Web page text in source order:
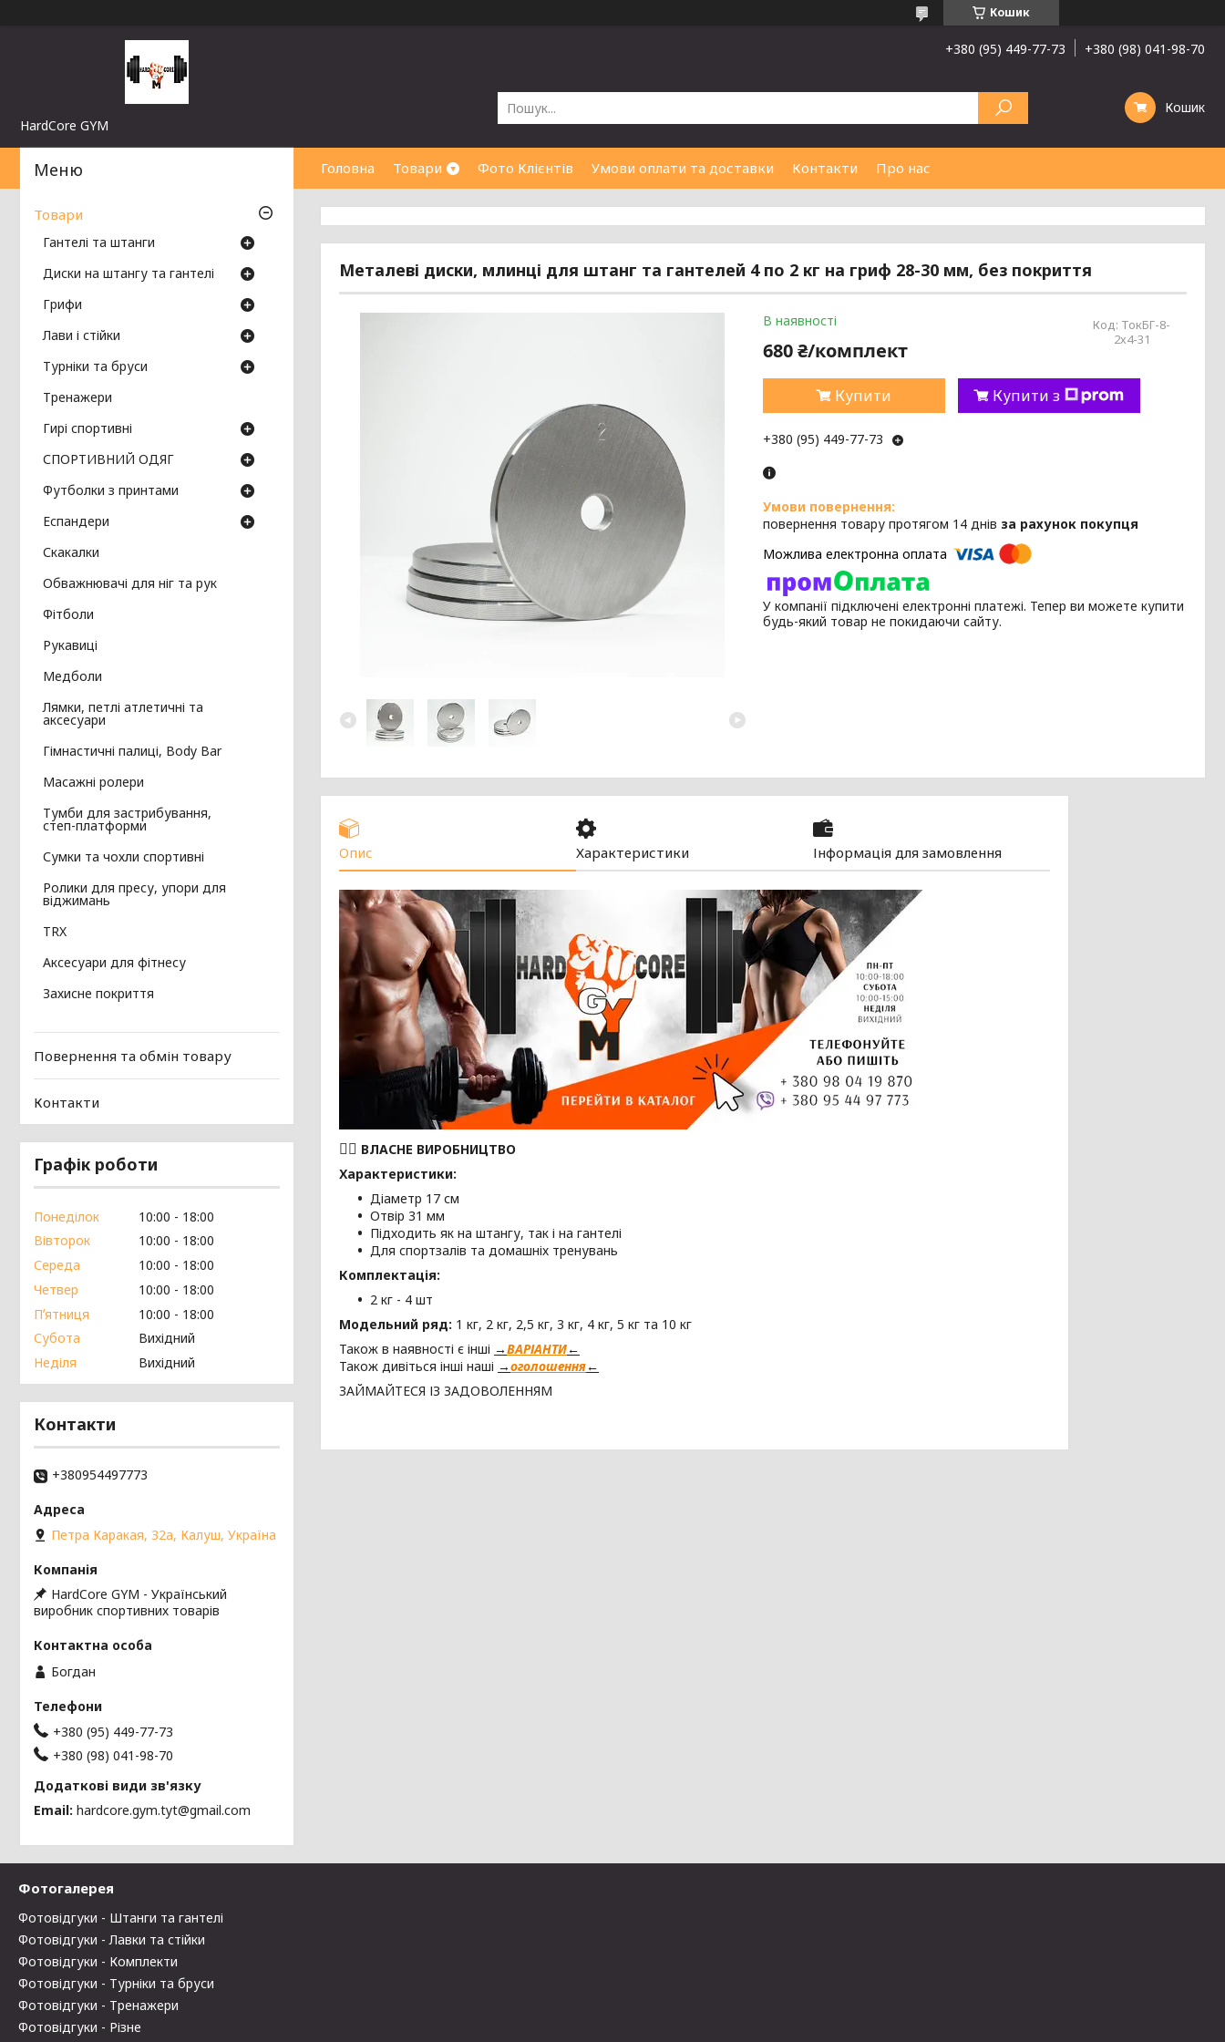
Кошик
HardCore GYM
+380 (95) 449-77-73 +380 (98) 041-98-70
Кошик
Головна Товари Фото Клієнтів Умови оплати та доставки Контакти Про нас
Металеві диски, млинці для штанг та гантелей 4 по 2 кг на гриф 28-30 мм, без покриття
В наявності Код: ТокБГ-8-
2х4-31
680 ₴/комплект
Купити Купити з
+380 (95) 449-77-73
повернення товару протягом 14 днів за рахунок покупця
У компанії підключені електронні платежі. Тепер ви можете купити
будь-який товар не покидаючи сайту.
Опис Характеристики Інформація для замовлення
🏋️‍♂️ ВЛАСНЕ ВИРОБНИЦТВО
Характеристики:
Діаметр 17 см
Отвір 31 мм
Підходить як на штангу, так і на гантелі
Для спортзалів та домашніх тренувань
Комплектація:
2 кг - 4 шт
Модельний ряд: 1 кг, 2 кг, 2,5 кг, 3 кг, 4 кг, 5 кг та 10 кг
Також в наявності є інші →ВАРІАНТИ←
Також дивіться інші наші →оголошення←
ЗАЙМАЙТЕСЯ ІЗ ЗАДОВОЛЕННЯМ
Товари
Гантелі та штанги
Диски на штангу та гантелі
Грифи
Лави і стійки
Турніки та бруси
Тренажери
Гирі спортивні
СПОРТИВНИЙ ОДЯГ
Футболки з принтами
Еспандери
Скакалки
Обважнювачі для ніг та рук
Фітболи
Рукавиці
Медболи
Лямки, петлі атлетичні та
аксесуари
Гімнастичні палиці, Body Bar
Масажні ролери
Тумби для застрибування,
степ-платформи
Сумки та чохли спортивні
Ролики для пресу, упори для
віджимань
TRX
Аксесуари для фітнесу
Захисне покриття
Повернення та обмін товару
Контакти
Графік роботи
Понеділок 10:00
18:00
Вівторок
10:00
18:00
Середа
10:00
18:00
Четвер
10:00
18:00
Пʼятниця
10:00
18:00
Субота
Вихідний
Неділя
Вихідний
Контакти
+380954497773
Петра Каракая, 32а, Калуш, Україна
HardCore GYM - Український
виробник спортивних товарів
Богдан
+380 (95) 449-77-73
+380 (98) 041-98-70
Email hardcore.gym.tyt@gmail.com
Фотогалерея
Фотовідгуки - Штанги та гантелі
Фотовідгуки - Лавки та стійки
Фотовідгуки - Комплекти
Фотовідгуки - Турніки та бруси
Фотовідгуки - Тренажери
Фотовідгуки - Різне